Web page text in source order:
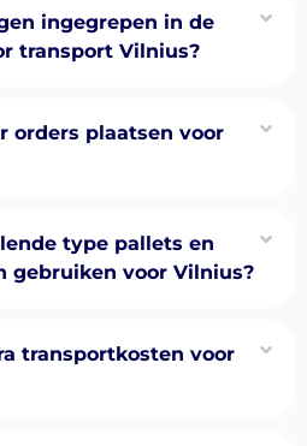
ingegrepen in de
transport Vilnius?
orders plaatsen voor
type pallets en
gebruiken voor Vilnius?
transportkosten voor